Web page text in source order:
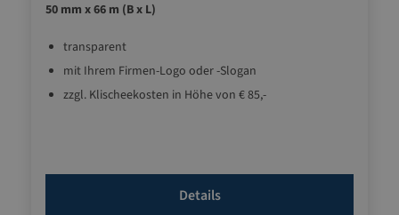
50 mm x 66 m (B x L)
transparent
mit Ihrem Firmen-Logo oder -Slogan
zzgl. Klischeekosten in Höhe von € 85,-
Details